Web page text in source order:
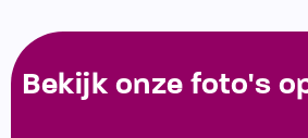
Bekijk onze foto's